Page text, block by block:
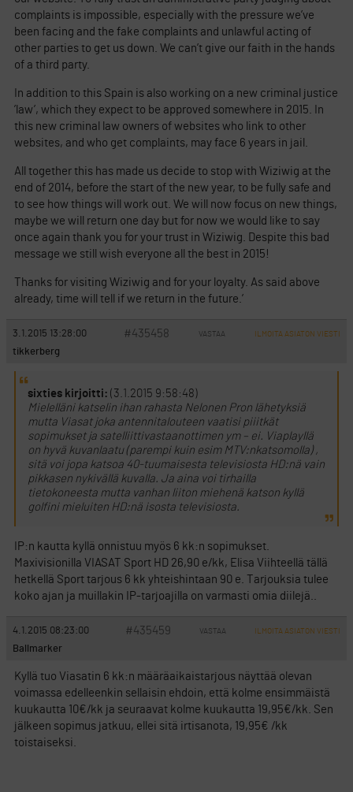
complaints is impossible, especially with the pressure we’ve
been facing and the fake complaints and unlawful acting of
other parties to get us down. We can’t give our faith in the hands
of a third party.
In addition to this Spain is also working on a new criminal justice
’law’, which they expect to be approved somewhere in 2015. In
this new criminal law owners of websites who link to other
websites, and who get complaints, may face 6 years in jail.
All together this has made us decide to stop with Wiziwig at the
end of 2014, before the start of the new year, to be fully safe and
to see how things will work out. We will now focus on new things,
maybe we will return one day but for now we would like to say
once again thank you for your trust in Wiziwig. Despite this bad
message we still wish everyone all the best in 2015!
Thanks for visiting Wiziwig and for your loyalty. As said above
already, time will tell if we return in the future.’
3.1.2015 13:28:00 #435458 VASTAA ILMOITA ASIATON VIESTI
tikkerberg
sixties kirjoitti: (3.1.2015 9:58:48)
Mielelläni katselin ihan rahasta Nelonen Pron lähetyksiä
mutta Viasat joka antennitalouteen vaatisi piiitkät
sopimukset ja satelliittivastaanottimen ym – ei. Viaplayllä
on hyvä kuvanlaatu (parempi kuin esim MTV:nkatsomolla) ,
sitä voi jopa katsoa 40-tuumaisesta televisiosta HD:nä vain
pikkasen nykivällä kuvalla. Ja aina voi tirhailla
tietokoneesta mutta vanhan liiton miehenä katson kyllä
golfini mieluiten HD:nä isosta televisiosta.
IP:n kautta kyllä onnistuu myös 6 kk:n sopimukset.
Maxivisionilla VIASAT Sport HD 26,90 e/kk, Elisa Viihteellä tällä
hetkellä Sport tarjous 6 kk yhteishintaan 90 e. Tarjouksia tulee
koko ajan ja muillakin IP-tarjoajilla on varmasti omia diilejä..
4.1.2015 08:23:00 #435459 VASTAA ILMOITA ASIATON VIESTI
Ballmarker
Kyllä tuo Viasatin 6 kk:n määräaikaistarjous näyttää olevan
voimassa edelleenkin sellaisin ehdoin, että kolme ensimmäistä
kuukautta 10€/kk ja seuraavat kolme kuukautta 19,95€/kk. Sen
jälkeen sopimus jatkuu, ellei sitä irtisanota, 19,95€ /kk
toistaiseksi.